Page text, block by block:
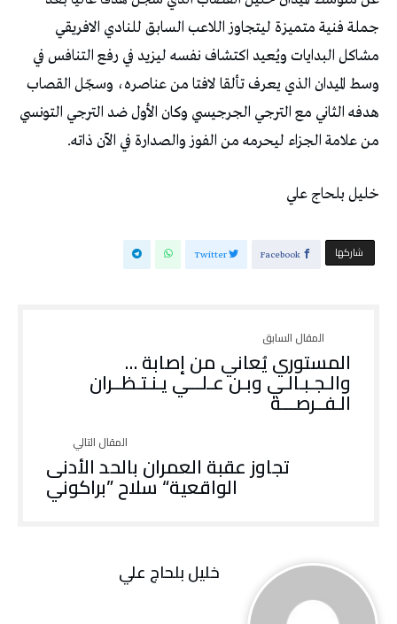
‬من‭ ‬علامة‭ ‬الجزاء‭ ‬ليحرمه‭ ‬من‭ ‬الفوز‭ ‬والصدارة‭ ‬في‭ ‬الآن‭ ‬ذاته‭. ‬
خليل‭ ‬بلحاج‭ ‬علي
‫‫ شاركها‬ Facebook
Twitter
المستوري‭ ‬يُعاني‭ ‬من‭ ‬إصابة ‭…
‬الـفــرصـــة
تجاوز‭ ‬عقبة‭ ‬العمران‭ ‬بالحد‭ ‬الأدنى
الواقعية‭ “‬سلاح‭” ‬براكوني
خليل‭ ‬بلحاج‭ ‬علي